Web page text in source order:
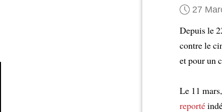
27
Depuis le
contre le
et pour un
Le 11
reporté